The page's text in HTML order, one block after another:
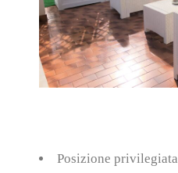
Posizione privilegiata